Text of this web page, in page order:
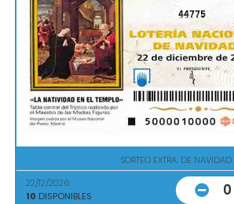
44775
SORTEO EXTRA. DE NAVIDAD
22/12/2026
10 DISPONIBLES 0